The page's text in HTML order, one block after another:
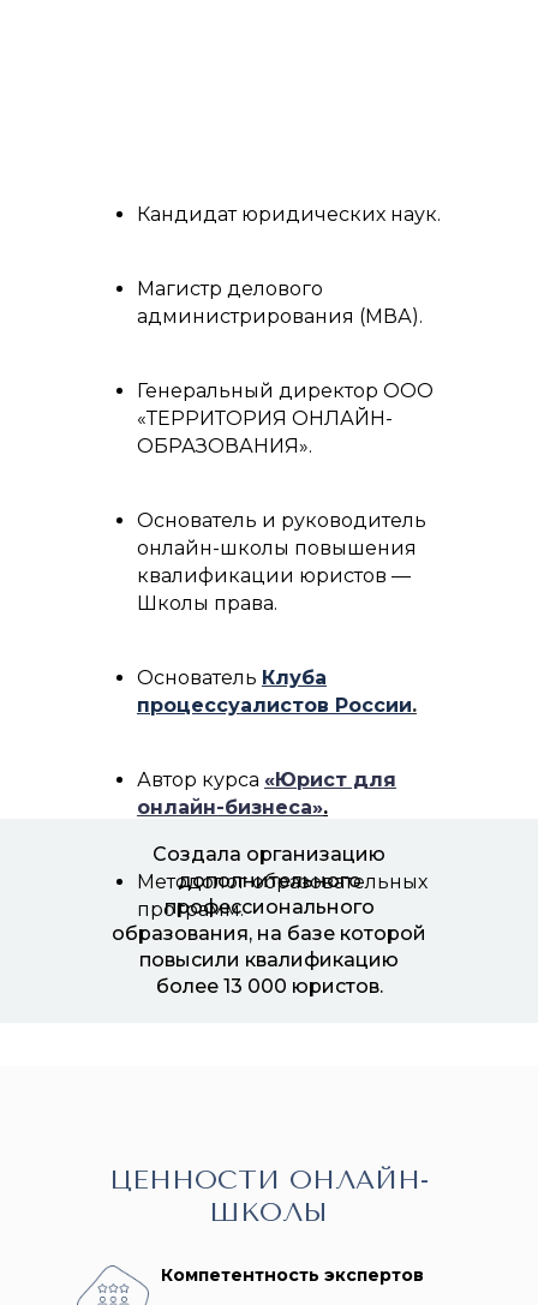
Кандидат юридических наук.
Магистр делового
администрирования (МВА).
Генеральный директор ООО
«ТЕРРИТОРИЯ ОНЛАЙН-
ОБРАЗОВАНИЯ».
Основатель и руководитель
онлайн-школы повышения
квалификации юристов —
Школы права.
Основатель Клуба
процессуалистов России.
Автор курса «Юрист для
онлайн-бизнеса».
Методолог образовательных
программ.
Создала организацию
дополнительного
профессионального
образования, на базе которой
повысили квалификацию
более 13 000 юристов.
Компетентность экспертов
ЦЕННОСТИ ОНЛАЙН-
ШКОЛЫ